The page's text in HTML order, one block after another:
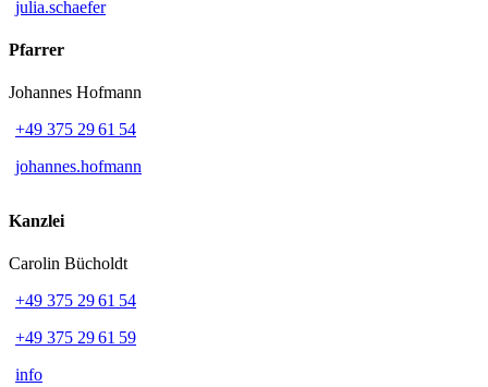
julia.schaefer
Pfarrer
Johannes Hofmann
+49 375 29 61 54
johannes.hofmann
Kanzlei
Carolin Bücholdt
+49 375 29 61 54
+49 375 29 61 59
info